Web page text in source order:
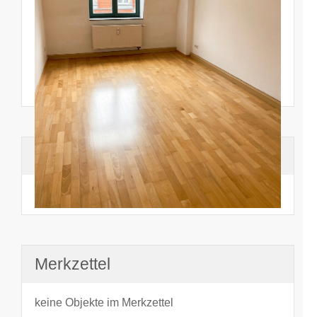
Suchhistorie
noch nichts angesehen
Merkzettel
keine Objekte im Merkzettel